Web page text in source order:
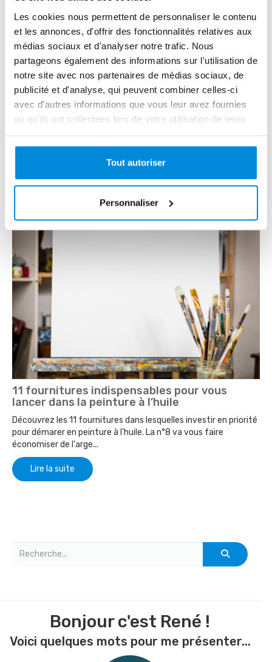
Les cookies nous permettent de personnaliser le contenu
et les annonces, d'offrir des fonctionnalités relatives aux
médias sociaux et d'analyser notre trafic. Nous
partageons également des informations sur l'utilisation de
notre site avec nos partenaires de médias sociaux, de
publicité et d'analyse, qui peuvent combiner celles-ci
avec d'autres informations que vous leur avez fournies
ou qu'ils ont collectées lors de votre utilisation de leurs
Tout autoriser
Personnaliser
Comment utiliser le gesso sur une toile ?
différentes façons de l’a...
Lire la suite
11 fournitures indispensables pour vous
lancer dans la peinture à l’huile
Découvrez les 11 fournitures dans lesquelles investir en priorité
pour démarer en peinture à l'huile. La n°8 va vous faire
économiser de l'arge...
Lire la suite
Bonjour c'est René !
Voici quelques mots pour me présenter...